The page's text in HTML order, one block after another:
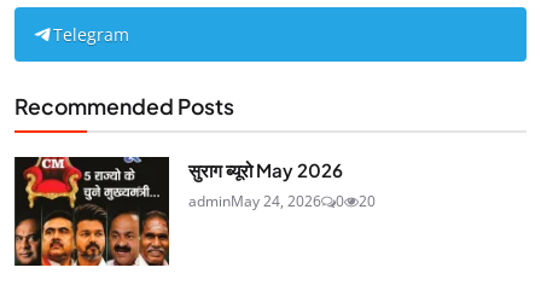
Telegram
Recommended Posts
सुराग ब्यूरो May 2026
adminMay 24, 2026 0 20